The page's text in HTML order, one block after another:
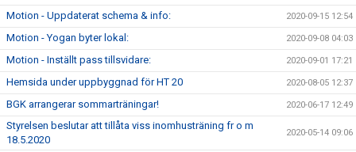
Motion - Uppdaterat schema & info: 2020-09-15 12:54
Motion - Yogan byter lokal: 2020-09-08 04:03
Motion - Inställt pass tillsvidare: 2020-09-01 17:21
Hemsida under uppbyggnad för HT 20 2020-08-05 12:37
BGK arrangerar sommarträningar! 2020-06-17 12:49
Styrelsen beslutar att tillåta viss inomhusträning fr o m
18.5.2020
2020-05-14 09:06